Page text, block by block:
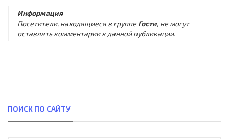
Информация
Посетители, находящиеся в группе Гости, не могут
оставлять комментарии к данной публикации.
ПОИСК ПО САЙТУ